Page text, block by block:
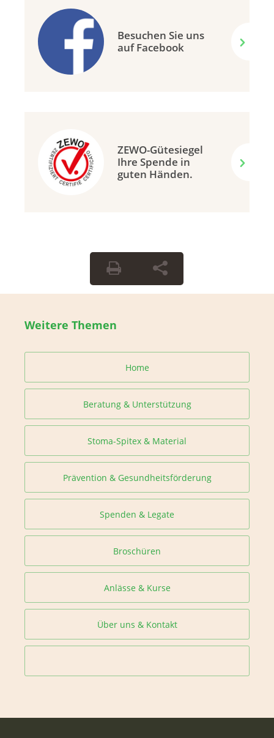
Besuchen Sie uns
auf Facebook
ZEWO-Gütesiegel
Ihre Spende in
guten Händen.
Weitere Themen
Home
Beratung & Unterstützung
Stoma-Spitex & Material
Prävention & Gesundheitsförderung
Spenden & Legate
Broschüren
Anlässe & Kurse
Über uns & Kontakt